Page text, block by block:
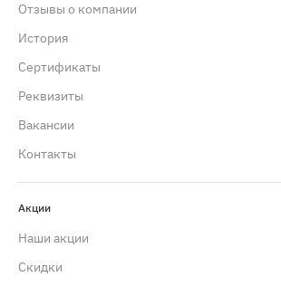
Отзывы о компании
История
Сертификаты
Реквизиты
Вакансии
Контакты
Акции
Наши акции
Скидки